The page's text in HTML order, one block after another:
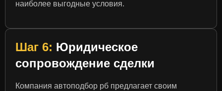
наиболее выгодные условия.
Шаг 6: Юридическое
сопровождение сделки
Компания автоподбор рб предлагает своим